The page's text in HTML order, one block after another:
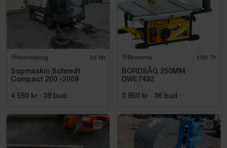
Norrköping 3d 8h
Sopmaskin Schmidt
Compact 200 -2009
4 550 kr · 39 bud
Bromma 10d 7h
BORDSÅG 250MM
DWE7492
3 950 kr · 36 bud